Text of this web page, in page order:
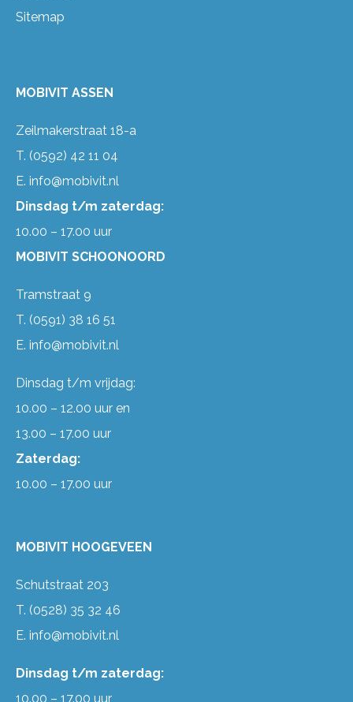
Sitemap
MOBIVIT ASSEN
Zeilmakerstraat 18-a
T. (0592) 42 11 04
E. info@mobivit.nl
Dinsdag t/m zaterdag:
10.00 – 17.00 uur
MOBIVIT SCHOONOORD
Tramstraat 9
T. (0591) 38 16 51
E. info@mobivit.nl
Dinsdag t/m vrijdag:
10.00 – 12.00 uur en
13.00 – 17.00 uur
Zaterdag:
10.00 – 17.00 uur
MOBIVIT HOOGEVEEN
Schutstraat 203
T. (0528) 35 32 46
E. info@mobivit.nl
Dinsdag t/m zaterdag:
10.00 – 17.00 uur